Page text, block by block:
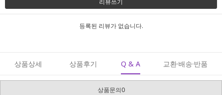
리뷰쓰기
등록된 리뷰가 없습니다.
상품상세 상품후기 Q & A 교환·배송·반품
상품문의0